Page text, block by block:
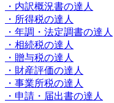
・内訳概況書の達人
・所得税の達人
・年調・法定調書の達人
・相続税の達人
・贈与税の達人
・財産評価の達人
・事業所税の達人
・申請・届出書の達人